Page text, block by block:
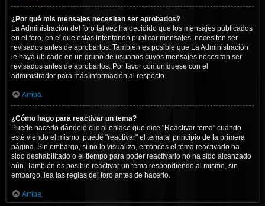
¿Por qué mis mensajes necesitan ser aprobados?
La Administración del foro tal vez ha decidido que los mensajes publicados
en el foro, en el que estas intentando publicar mensajes, necesiten ser
revisados antes de aprobarlos. También es posible que La Administración
le haya ubicado en un grupo de usuarios cuyos mensajes necesitan ser
revisados antes de aprobarlos. Por favor comuníquese con el
administrador para más información al respecto.
Arriba
¿Cómo hago para reactivar un tema?
Puede hacerlo dándole clic al enlace que dice "Reactivar tema" cuando
esté viendo el mismo, puede "reactivar" el tema al principio de la primera
página. Sin embargo, si no lo visualiza, entonces el tema reactivado ha
sido deshabilitado o el tiempo para poder reactivarlo no ha sido alcanzado
aún. También es posible reactivar un tema respondiendo al mismo, sin
embargo, lea las reglas del foro antes de hacerlo.
Arriba